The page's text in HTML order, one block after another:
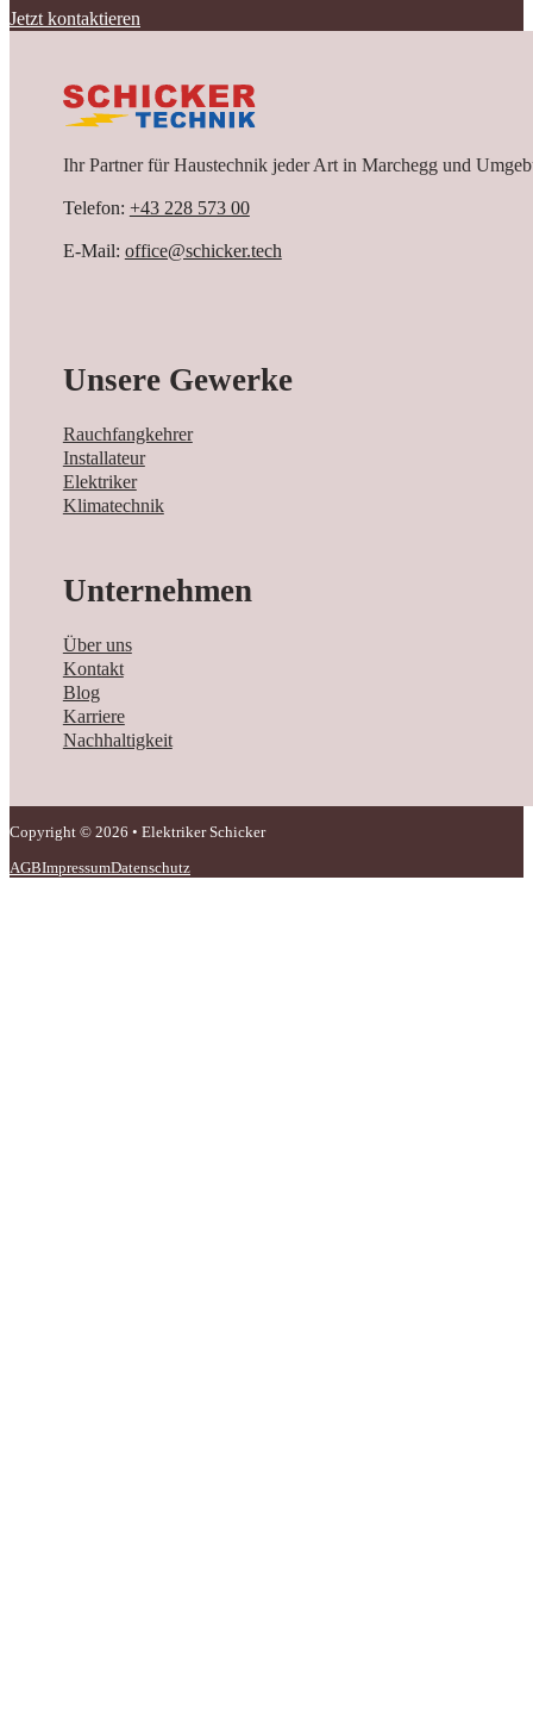
Jetzt kontaktieren
Ihr Partner für Haustechnik jeder Art in Marchegg und
Telefon: +43 228 573 00
E-Mail: office@schicker.tech
Unsere Gewerke
Rauchfangkehrer
Installateur
Elektriker
Klimatechnik
Unternehmen
Über uns
Kontakt
Blog
Karriere
Nachhaltigkeit
Copyright © 2026 • Elektriker Schicker
AGBImpressumDatenschutz